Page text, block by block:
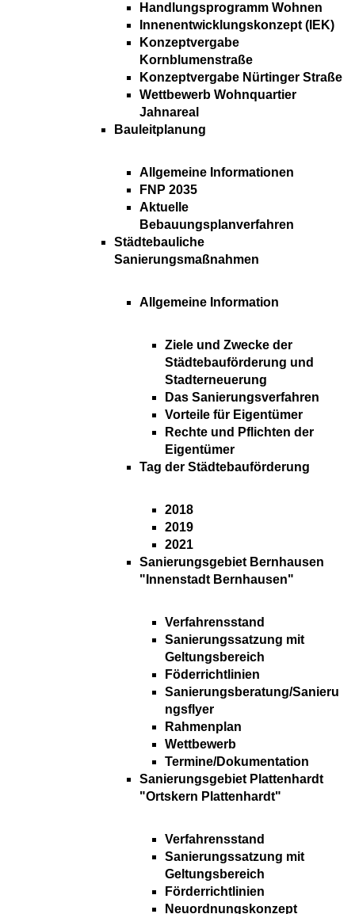
Handlungsprogramm Wohnen
Innenentwicklungskonzept (IEK)
Konzeptvergabe
Kornblumenstraße
Konzeptvergabe Nürtinger Straße
Wettbewerb Wohnquartier
Jahnareal
Bauleitplanung
Allgemeine Informationen
FNP 2035
Aktuelle
Bebauungsplanverfahren
Städtebauliche
Sanierungsmaßnahmen
Allgemeine Information
Ziele und Zwecke der
Städtebauförderung und
Stadterneuerung
Das Sanierungsverfahren
Vorteile für Eigentümer
Rechte und Pflichten der
Eigentümer
Tag der Städtebauförderung
2018
2019
2021
Sanierungsgebiet Bernhausen
"Innenstadt Bernhausen"
Verfahrensstand
Sanierungssatzung mit
Geltungsbereich
Föderrichtlinien
Sanierungsberatung/Sanieru
ngsflyer
Rahmenplan
Wettbewerb
Termine/Dokumentation
Sanierungsgebiet Plattenhardt
"Ortskern Plattenhardt"
Verfahrensstand
Sanierungssatzung mit
Geltungsbereich
Förderrichtlinien
Neuordnungskonzept